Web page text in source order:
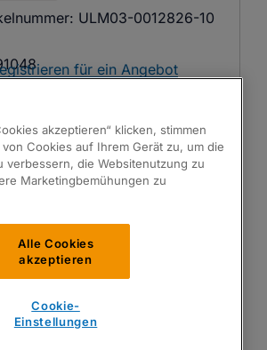
ULM03-0012826-10
für ein Angebot
akzeptieren“ klicken, stimmen
Cookies auf Ihrem Gerät zu, um die
verbessern, die Websitenutzung zu
Marketingbemühungen zu
Alle Cookies
akzeptieren
Cookie-
Einstellungen